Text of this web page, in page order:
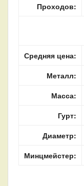
Проходов:
Средняя цена:
Металл:
Масса:
Гурт:
Диаметр:
Минцмейстер: